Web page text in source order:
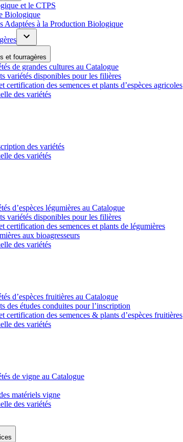
et le CTPS
Biologique
Adaptées à la Production Biologique
et fourragères
de grandes cultures au Catalogue
variétés disponibles pour les filières
certification des semences et plants d’espèces agricoles
des variétés
des variétés
des variétés
d’espèces légumières au Catalogue
variétés disponibles pour les filières
certification des semences et plants de légumières
aux bioagresseurs
des variétés
d’espèces fruitières au Catalogue
des études conduites pour l’inscription
certification des semences & plants d’espèces fruitières
des variétés
de vigne au Catalogue
matériels vigne
des variétés